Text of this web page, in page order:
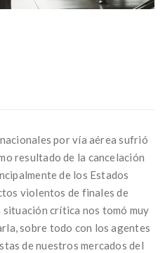
por vía aérea sufrió
resultado de la cancelación
de los Estados
violentos de finales de
crítica nos tomó muy
sobre todo con los agentes
de nuestros mercados del